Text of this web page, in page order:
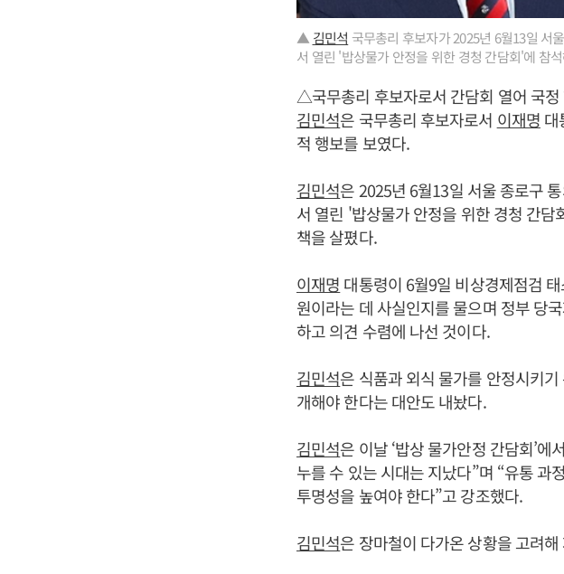
▲ 김민석 국무총리 후보자가 2025년 6월13일 서
서 열린 '밥상물가 안정을 위한 경청 간담회'에 참
△국무총리 후보자로서 간담회 열어 국정
김민석은 국무총리 후보자로서 이재명 대
적 행보를 보였다.
김민석은 2025년 6월13일 서울 종로구
서 열린 '밥상물가 안정을 위한 경청 간
책을 살폈다.
이재명 대통령이 6월9일 비상경제점검
원이라는 데 사실인지를 물으며 정부 당
하고 의견 수렴에 나선 것이다.
김민석은 식품과 외식 물가를 안정시키
개해야 한다는 대안도 내놨다.
김민석은 이날 ‘밥상 물가안정 간담회’
누를 수 있는 시대는 지났다”며 “유통 과
투명성을 높여야 한다”고 강조했다.
김민석은 장마철이 다가온 상황을 고려